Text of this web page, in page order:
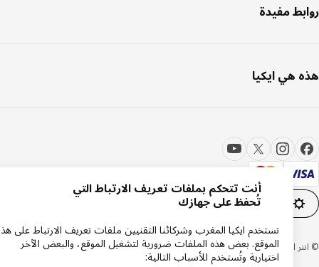
مفيدة
هي ايكيا
إعدادات ملفات تعريف الارتباط
ايكيا سيستمز بي 1999-2026
أنت تتحكم بملفات تعريف الارتباط التي
تُحفظ على جهازك
تستخدم ايكيا المغرب وشركائنا التقنيين ملفات تعريف الارتباط على هذا
الموقع. بعض هذه الملفات ضرورية لتشغيل الموقع، والبعض الآخر
اختيارية وتُستخدم للأسباب التالية: